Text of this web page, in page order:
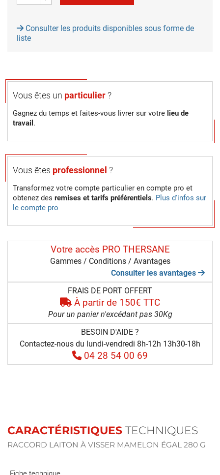
Consulter les produits disponibles sous forme de
liste
Vous êtes un particulier?
Gagnez du temps et faites-vous livrer sur votre lieu de
travail .
Vous êtes professionnel ?
Transformez votre compte particulier en compte pro et
obtenez des remises et tarifs préférentiels. Plus d'infos sur
le compte pro
Votre accès PRO THERSANE
Gammes / Conditions / Avantages
Consulter les avantages
FRAIS DE PORT OFFERT
À partir de 150€ TTC
Pour un panier n'excédant pas 30Kg
BESOIN D'AIDE ?
Contactez-nous du lundi-vendredi 8h-12h 13h30-18h
04 28 54 00 69
CARACTÉRISTIQUES TECHNIQUES
RACCORD LAITON À VISSER MAMELON ÉGAL 280 G